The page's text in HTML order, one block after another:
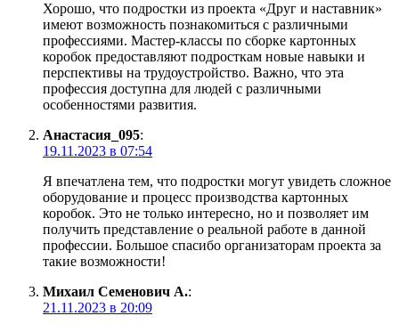
Хорошо, что подростки из проекта «Друг и наставник»
имеют возможность познакомиться с различными
профессиями. Мастер-классы по сборке картонных
коробок предоставляют подросткам новые навыки и
перспективы на трудоустройство. Важно, что эта
профессия доступна для людей с различными
особенностями развития.
Анастасия_095:
19.11.2023 в 07:54
Я впечатлена тем, что подростки могут увидеть сложное
оборудование и процесс производства картонных
коробок. Это не только интересно, но и позволяет им
получить представление о реальной работе в данной
профессии. Большое спасибо организаторам проекта за
такие возможности!
Михаил Семенович А.:
21.11.2023 в 20:09